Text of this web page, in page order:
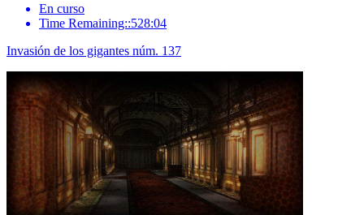
En curso
Time Remaining::528:04
Invasión de los gigantes núm. 137